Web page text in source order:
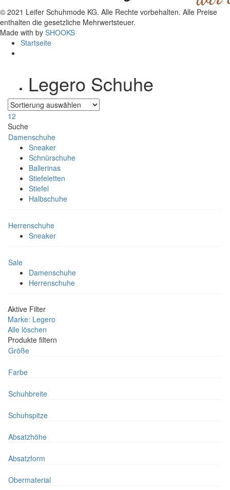
© 2021 Leifer Schuhmode KG. Alle Rechte vorbehalten. Alle Preise
enthalten die gesetzliche Mehrwertsteuer.
Made with by SHOOKS
Startseite
Legero Schuhe
12
Suche
Damenschuhe
Sneaker
Schnürschuhe
Ballerinas
Stiefeletten
Stiefel
Halbschuhe
Herrenschuhe
Sneaker
Sale
Damenschuhe
Herrenschuhe
Aktive Filter
Marke: Legero
Alle löschen
Produkte filtern
Größe
Farbe
Schuhbreite
Schuhspitze
Absatzhöhe
Absatzform
Obermaterial